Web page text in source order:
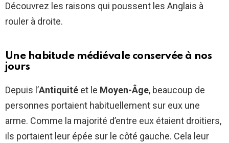
Découvrez les raisons qui poussent les Anglais à
rouler à droite.
Une habitude médiévale conservée à nos
jours
Depuis l’Antiquité et le Moyen-Âge, beaucoup de
personnes portaient habituellement sur eux une
arme. Comme la majorité d’entre eux étaient droitiers,
ils portaient leur épée sur le côté gauche. Cela leur